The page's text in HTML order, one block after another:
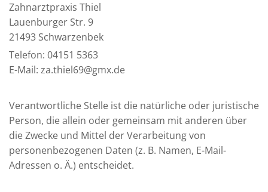
Zahnarztpraxis Thiel
Lauenburger Str. 9
21493 Schwarzenbek
Telefon: 04151 5363
E-Mail: za.thiel69@gmx.de
Verantwortliche Stelle ist die natürliche oder juristische
Person, die allein oder gemeinsam mit anderen über
die Zwecke und Mittel der Verarbeitung von
personenbezogenen Daten (z. B. Namen, E-Mail-
Adressen o. Ä.) entscheidet.